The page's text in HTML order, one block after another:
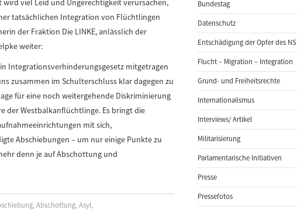
wird viel Leid und Ungerechtigkeit verursachen,
tatsächlichen Integration von Flüchtlingen
der Fraktion Die LINKE, anlässlich der
weiter:
Integrationsverhinderungsgesetz mitgetragen
zusammen im Schulterschluss klar dagegen zu
für eine noch weitergehende Diskriminierung
der Westbalkanflüchtlinge. Es bringt die
mit sich,
Abschiebungen – um nur einige Punkte zu
denn je auf Abschottung und
,Abschottung,Asyl,
Bundestag
Datenschutz
Entschädigung der Opfer des NS
Flucht – Migration – Integration
Grund- und Freiheitsrechte
Internationalismus
Interviews/ Artikel
Militarisierung
Parlamentarische Initiativen
Presse
Pressefotos